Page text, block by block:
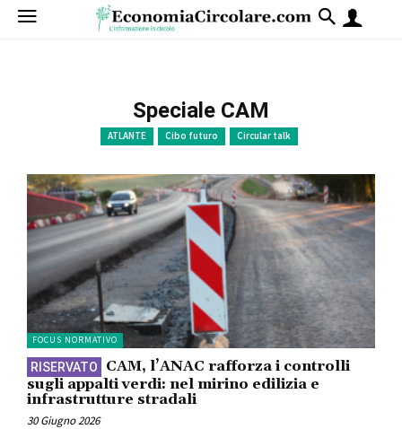
Speciale CAM
ATLANTE Cibo futuro Circular talk
FOCUS NORMATIVO
CAM, l’ANAC rafforza i controlli
sugli appalti verdi: nel mirino edilizia e
infrastrutture stradali
30 Giugno 2026